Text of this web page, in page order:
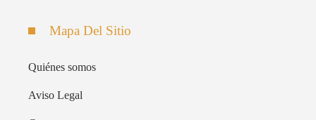
Mapa Del Sitio
Quiénes somos
Aviso Legal